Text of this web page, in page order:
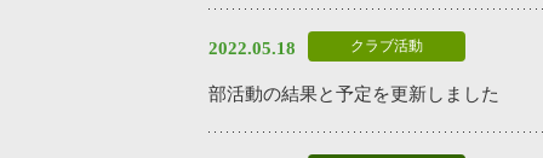
2022.05.18 クラブ活動
部活動の結果と予定を更新しました